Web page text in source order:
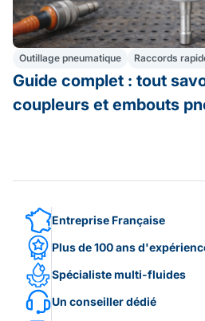
Outillage pneumatique Raccords
Guide complet : tout
coupleurs et embouts
Entreprise Française
Plus de 100 ans
Spécialiste multi-fluides
Un conseiller dédié